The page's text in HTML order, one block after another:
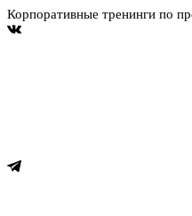
Корпоративные тренинги по